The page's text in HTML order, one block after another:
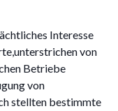
Interesse
von
Betriebe
von
stellten bestimmte